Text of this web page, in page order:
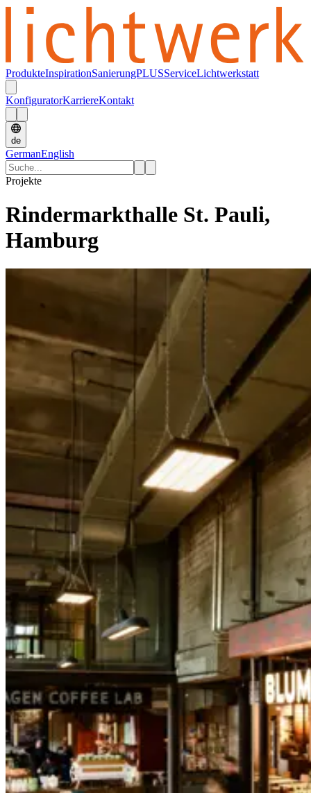
ProdukteInspirationSanierungPLUSServiceLichtwerkstatt
KonfiguratorKarriereKontakt
de
GermanEnglish
Projekte
Rindermarkthalle St. Pauli,
Hamburg